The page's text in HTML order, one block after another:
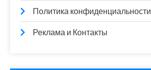
Политика конфиденциальности
Реклама и Контакты